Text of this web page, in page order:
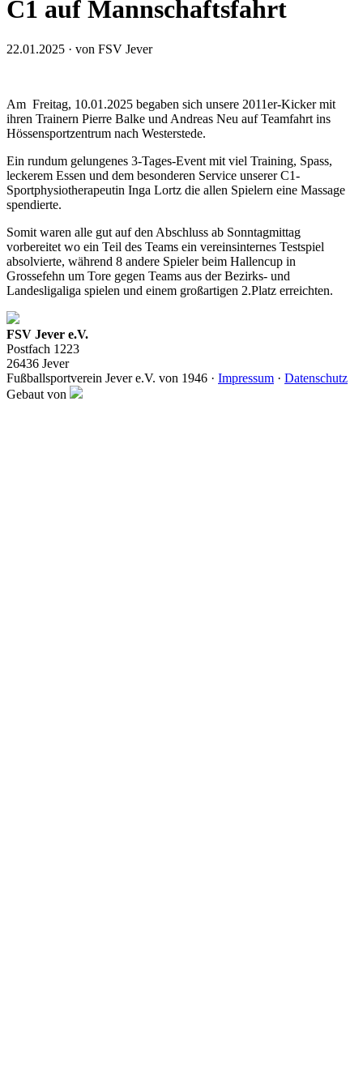
C1 auf Mannschaftsfahrt
22.01.2025 · von FSV Jever
Am Freitag, 10.01.2025 begaben sich unsere 2011er-Kicker mit
ihren Trainern Pierre Balke und Andreas Neu auf Teamfahrt ins
Hössensportzentrum nach Westerstede.
Ein rundum gelungenes 3-Tages-Event mit viel Training, Spass,
leckerem Essen und dem besonderen Service unserer C1-
Sportphysiotherapeutin Inga Lortz die allen Spielern eine Massage
spendierte.
Somit waren alle gut auf den Abschluss ab Sonntagmittag
vorbereitet wo ein Teil des Teams ein vereinsinternes Testspiel
absolvierte, während 8 andere Spieler beim Hallencup in
Grossefehn um Tore gegen Teams aus der Bezirks- und
Landesligaliga spielen und einem großartigen 2.Platz erreichten.
FSV Jever e.V.
Postfach 1223
26436 Jever
Fußballsportverein Jever e.V. von 1946 · Impressum · Datenschutz
Gebaut von